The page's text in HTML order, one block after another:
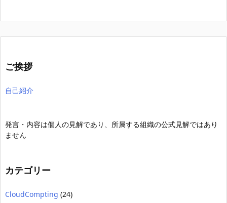
ご挨拶
自己紹介
発言・内容は個人の見解であり、所属する組織の公式見解ではあり
ません
カテゴリー
CloudCompting (24)